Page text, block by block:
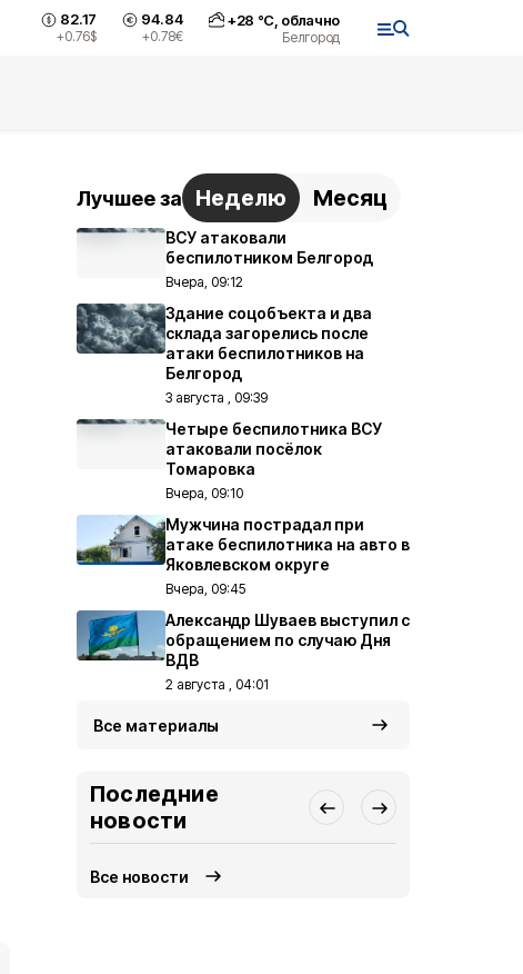
82.17
+0.76$
94.84
+0.78€
+28 °С, облачно
Белгород
Лучшее за Неделю Месяц
ВСУ атаковали
беспилотником Белгород
Вчера, 09:12
Здание соцобъекта и два
склада загорелись после
атаки беспилотников на
Белгород
3 августа , 09:39
Четыре беспилотника ВСУ
атаковали посёлок
Томаровка
Вчера, 09:10
Мужчина пострадал при
атаке беспилотника на авто в
Яковлевском округе
Вчера, 09:45
Александр Шуваев выступил с
обращением по случаю Дня
ВДВ
2 августа , 04:01
Все материалы
Последние
новости
Все новости